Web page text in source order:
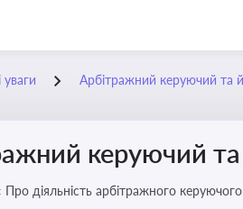
Арбітражний керуючий та
керуючий та
Про діяльність арбітражного